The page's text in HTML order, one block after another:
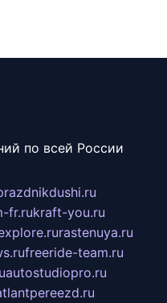
по всей России
fr.rukraft-you.ru
rastenuya.ru
freeride-team.ru
autostudiopro.ru